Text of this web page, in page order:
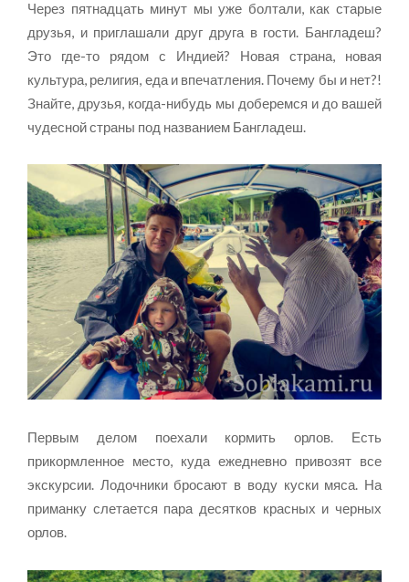
Через пятнадцать минут мы уже болтали, как старые
друзья, и приглашали друг друга в гости. Бангладеш?
Это где-то рядом с Индией? Новая страна, новая
культура, религия, еда и впечатления. Почему бы и нет?!
Знайте, друзья, когда-нибудь мы доберемся и до вашей
чудесной страны под названием Бангладеш.
Первым делом поехали кормить орлов. Есть
прикормленное место, куда ежедневно привозят все
экскурсии. Лодочники бросают в воду куски мяса. На
приманку слетается пара десятков красных и черных
орлов.